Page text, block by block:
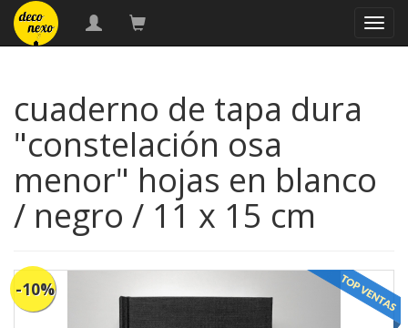
cuaderno de tapa dura
"constelación osa
menor" hojas en blanco
/ negro / 11 x 15 cm
-10%